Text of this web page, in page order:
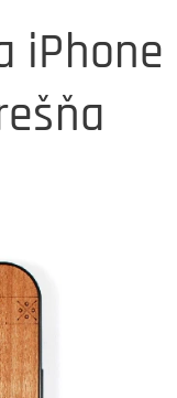
iPhone